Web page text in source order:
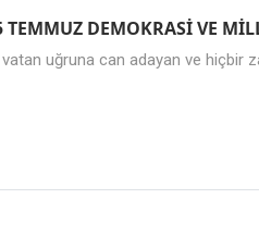
DEMOKRASİ VE
vatan uğruna can adayan ve